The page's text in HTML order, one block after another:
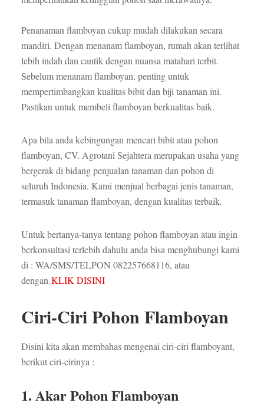
Penanaman flamboyan cukup mudah dilakukan secara
mandiri. Dengan menanam flamboyan, rumah akan terlihat
lebih indah dan cantik dengan nuansa matahari terbit.
Sebelum menanam flamboyan, penting untuk
mempertimbangkan kualitas bibit dan biji tanaman ini.
Pastikan untuk membeli flamboyan berkualitas baik.
Apa bila anda kebingungan mencari bibit atau pohon
flamboyan, CV. Agrotani Sejahtera merupakan usaha yang
bergerak di bidang penjualan tanaman dan pohon di
seluruh Indonesia. Kami menjual berbagai jenis tanaman,
termasuk tanaman flamboyan, dengan kualitas terbaik.
Untuk bertanya-tanya tentang pohon flamboyan atau ingin
berkonsultasi terlebih dahulu anda bisa menghubungi kami
di : WA/SMS/TELPON 082257668116, atau
dengan KLIK DISINI
Ciri-Ciri Pohon Flamboyan
Disini kita akan membahas mengenai ciri-ciri flamboyant,
berikut ciri-cirinya :
1. Akar Pohon Flamboyan